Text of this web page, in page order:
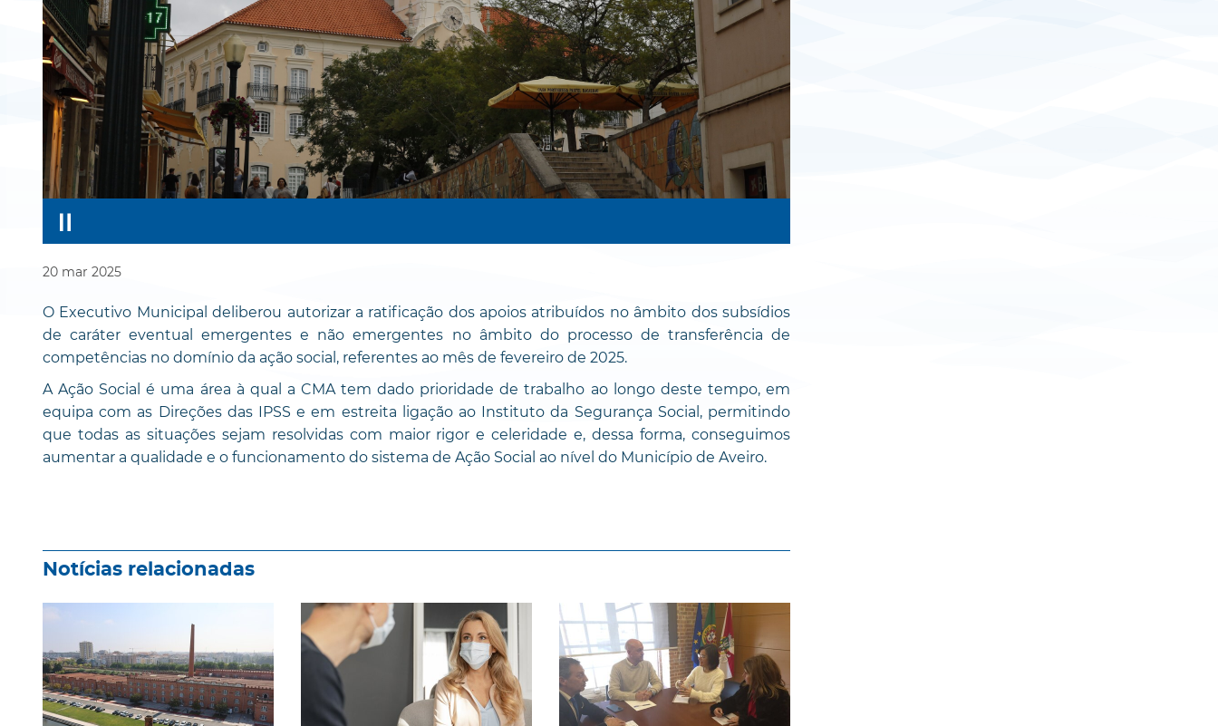
20 mar 2025
O Executivo Municipal deliberou autorizar a ratificação dos apoios atribuídos no âmbito dos subsídios
de caráter eventual emergentes e não emergentes no âmbito do processo de transferência de
competências no domínio da ação social, referentes ao mês de fevereiro de 2025.
A Ação Social é uma área à qual a CMA tem dado prioridade de trabalho ao longo deste tempo, em
equipa com as Direções das IPSS e em estreita ligação ao Instituto da Segurança Social, permitindo
que todas as situações sejam resolvidas com maior rigor e celeridade e, dessa forma, conseguimos
aumentar a qualidade e o funcionamento do sistema de Ação Social ao nível do Município de Aveiro.
Notícias relacionadas